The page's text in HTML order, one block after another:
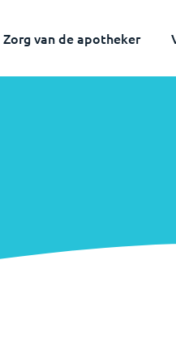
Zorg van de apotheker